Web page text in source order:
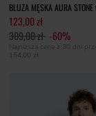
BLUZA MĘSKA AURA STONE
123,00 zł
309,00 zł -60%
Najniższa cena z 30 dni
154,00 zł